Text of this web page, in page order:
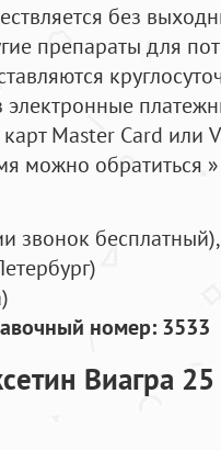
без
препараты для
Master Card или
можно обратиться
звонок бесплатный),
номер: 3533
Виагра 25